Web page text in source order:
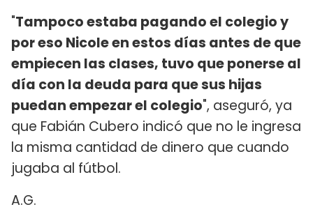
"Tampoco estaba pagando el colegio y
por eso Nicole en estos días antes de que
empiecen las clases, tuvo que ponerse al
día con la deuda para que sus hijas
puedan empezar el colegio", aseguró, ya
que Fabián Cubero indicó que no le ingresa
la misma cantidad de dinero que cuando
jugaba al fútbol.
A.G.